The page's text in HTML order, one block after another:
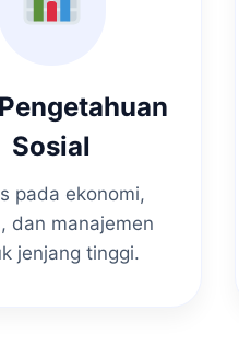
Sosial
pada ekonomi,
dan manajemen
jenjang tinggi.